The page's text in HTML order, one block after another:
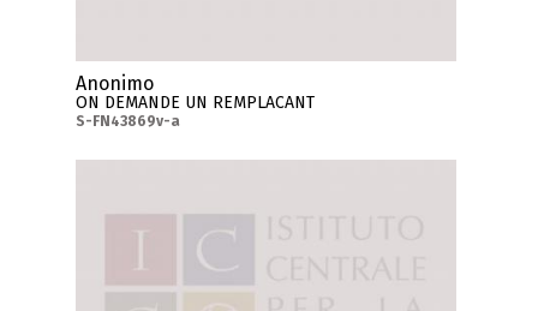
Anonimo
ON DEMANDE UN REMPLACANT
S-FN43869v-a